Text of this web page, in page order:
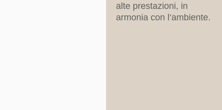
alte prestazioni, in
armonia con l’ambiente.